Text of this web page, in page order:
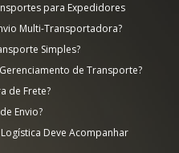
para Expedidores
Multi-Transportadora?
Simples?
de Transporte?
de Frete?
Envio?
Deve Acompanhar